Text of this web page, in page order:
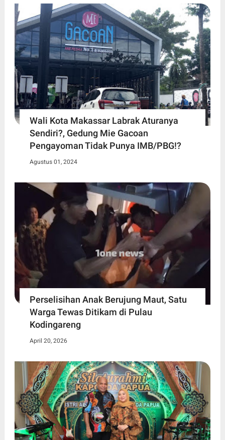
Wali Kota Makassar Labrak Aturanya
Sendiri?, Gedung Mie Gacoan
Pengayoman Tidak Punya IMB/PBG!?
Agustus 01, 2024
Perselisihan Anak Berujung Maut, Satu
Warga Tewas Ditikam di Pulau
Kodingareng
April 20, 2026